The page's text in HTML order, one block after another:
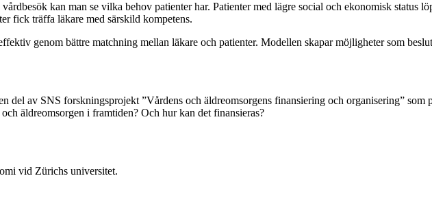
kan man se vilka behov patienter har. Patienter med lägre social och ekonomisk status
fick träffa läkare med särskild kompetens.
genom bättre matchning mellan läkare och patienter. Modellen skapar möjligheter som
del av SNS forskningsprojekt ”Vårdens och äldreomsorgens finansiering och organisering”
äldreomsorgen i framtiden? Och hur kan det finansieras?
vid Zürichs universitet.